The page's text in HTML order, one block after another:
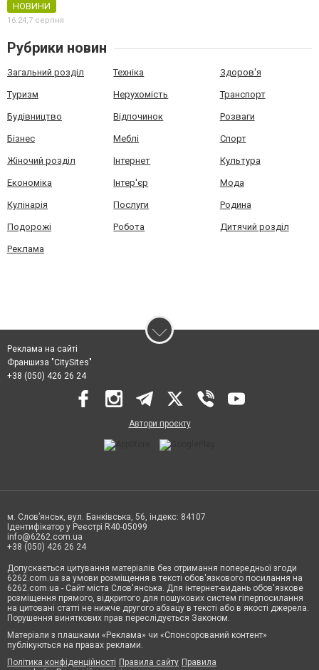
НОВИНИ
16:24,7 серпня
Рубрики новин
Загальний розділ Техніка Здоров'я
Туризм Нерухомість Транспорт
Будівництво Відпочинок Розваги
Бізнес Меблі Спорт
Жіночий розділ Інтернет Культура
Економіка Інтер'єр Мода
Кулінарія Послуги Родина
Подорожі Робота Дитячий розділ
Реклама
Реклама на сайті
Франшиза "CitySites"
+38 (050) 426 26 24
Автори проєкту
м. Слов’янськ, вул. Банківська, 56, індекс: 84107
Ідентифікатор у Реєстрі R40-05099
info@6262.com.ua
+38 (050) 426 26 24
Допускається цитування матеріалів без отримання попередньої згоди
6262.com.ua за умови розміщення в тексті обов'язкового посилання на
6262.com.ua - Сайт міста Слов'янська. Для інтернет-видань обов'язкове
розміщення прямого, відкритого для пошукових систем гіперпосилання
на цитовані статті не нижче другого абзацу в тексті або в якості джерела.
Порушення виняткових прав переслідується Законом.
Матеріали з плашками «Реклама» чи «Спонсорований контент»
публікуються на правах реклами.
Політика конфіденційності Правила сайту Правила